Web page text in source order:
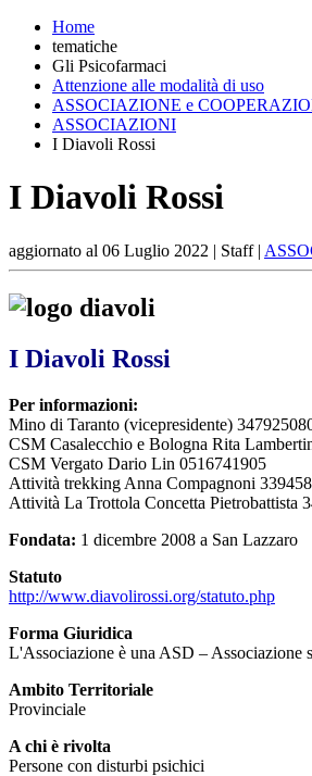
Home
tematiche
Gli Psicofarmaci
Attenzione alle modalità di uso
ASSOCIAZIONE e
ASSOCIAZIONI
I Diavoli Rossi
I Diavoli Rossi
aggiornato al 06 Luglio 2022 | Staff |
I Diavoli Rossi
Per informazioni:
Mino di Taranto (vicepresidente)
CSM Casalecchio e Bologna Rita
CSM Vergato Dario Lin 0516741905
Attività trekking Anna Compagnoni
Attività La Trottola Concetta Pietrobattista
Fondata: 1 dicembre 2008 a San Lazzaro
Statuto
http://www.diavolirossi.org/statuto.php
Forma Giuridica
L'Associazione è una ASD – Associazione
Ambito Territoriale
Provinciale
A chi è rivolta
Persone con disturbi psichici